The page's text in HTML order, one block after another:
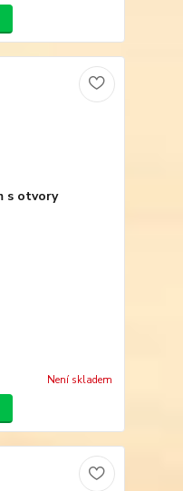
Není skladem